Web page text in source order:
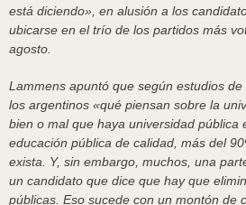
está diciendo», en alusión a los
ubicarse en el trío de los partidos más
agosto.
Lammens apuntó que según estudios
los argentinos «qué piensan sobre la
bien o mal que haya universidad pública
educación pública de calidad, más del
exista. Y, sin embargo, muchos, una
un candidato que dice que hay que
públicas. Eso sucede con un montón de